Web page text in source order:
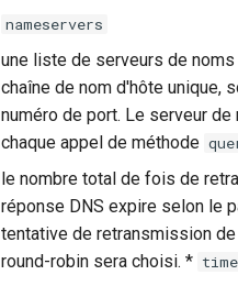
nameservers
une liste de serveurs de
chaîne de nom d'hôte unique,
numéro de port. Le serveur
chaque appel de méthode
le nombre total de fois de
réponse DNS expire selon le
tentative de retransmission
round-robin sera choisi. *